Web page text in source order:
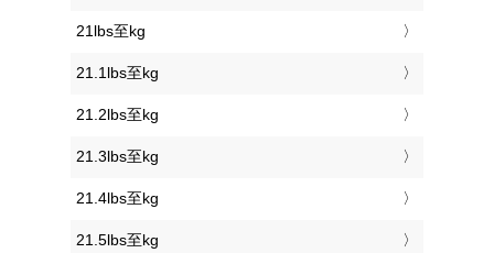
21lbs至kg
21.1lbs至kg
21.2lbs至kg
21.3lbs至kg
21.4lbs至kg
21.5lbs至kg